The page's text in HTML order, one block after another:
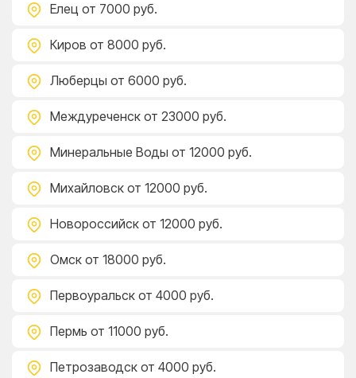
Елец от 7000 руб.
Киров от 8000 руб.
Люберцы от 6000 руб.
Междуреченск от 23000 руб.
Минеральные Воды от 12000 руб.
Михайловск от 12000 руб.
Новороссийск от 12000 руб.
Омск от 18000 руб.
Первоуральск от 4000 руб.
Пермь от 11000 руб.
Петрозаводск от 4000 руб.